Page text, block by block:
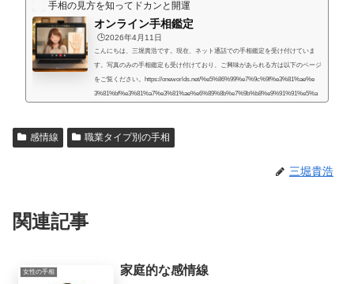
手相の見方を知ってドカンと開運
オンライン手相鑑定
🕒️2026年4月11日
こんにちは、三堀貴浩です。現在、ネット通話での手相鑑定を受け付けていま
す。写真のみの手相鑑定も受け付けており、ご興味があられる方は以下のページ
をご覧ください。https://oneworlds.net/%e5%86%99%e7%9c%9f%e3%81%ae%e
3%81%bf%e3%81%a7%e3%81%ae%e6%89%8b%e7%9b%b8%e9%91%91%e5%a
識や人生を取り巻く法則を教えてもらったときに、人生で起こることには、想像
感情線 職業タイプ別の手相
三堀貴浩
関連記事
女性の手相 家庭的な感情線